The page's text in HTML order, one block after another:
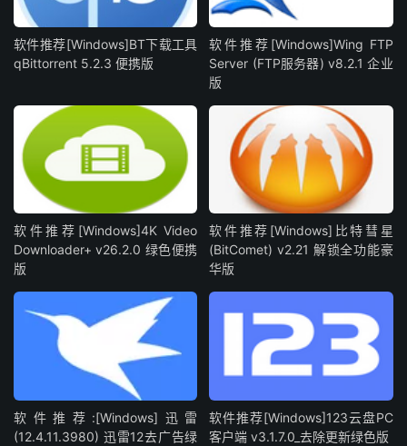
软件推荐[Windows]BT下载工具
qBittorrent 5.2.3 便携版
软件推荐[Windows]Wing FTP
Server (FTP服务器) v8.2.1 企业
版
软件推荐[Windows]4K Video
Downloader+ v26.2.0 绿色便携
版
软件推荐[Windows]比特彗星
(BitComet) v2.21 解锁全功能豪
华版
软件推荐:[Windows]迅雷
(12.4.11.3980) 迅雷12去广告绿
软件推荐[Windows]123云盘PC
客户端 v3.1.7.0_去除更新绿色版